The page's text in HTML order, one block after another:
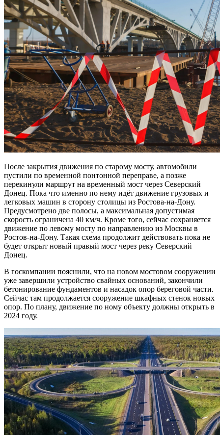
После закрытия движения по старому мосту, автомобили
пустили по временной понтонной переправе, а позже
перекинули маршрут на временный мост через Северский
Донец. Пока что именно по нему идёт движение грузовых и
легковых машин в сторону столицы из Ростова-на-Дону.
Предусмотрено две полосы, а максимальная допустимая
скорость ограничена 40 км/ч. Кроме того, сейчас сохраняется
движение по левому мосту по направлению из Москвы в
Ростов-на-Дону. Такая схема продолжит действовать пока не
будет открыт новый правый мост через реку Северский
Донец.
В госкомпании пояснили, что на новом мостовом сооружении
уже завершили устройство свайных оснований, закончили
бетонирование фундаментов и насадок опор береговой части.
Сейчас там продолжается сооружение шкафных стенок новых
опор. По плану, движение по ному объекту должны открыть в
2024 году.